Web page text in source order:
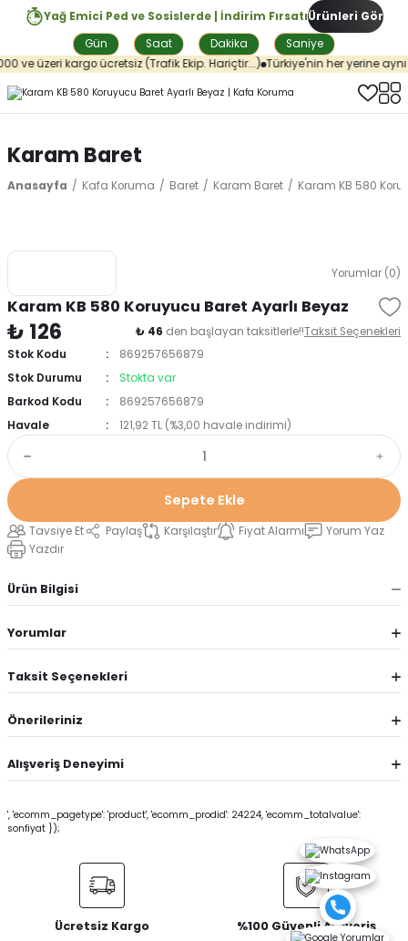
Yağ Emici Ped ve Sosislerde | İndirim Fırsatı
Gün
Saat Dakika Saniye
Ürünleri Gör
ve üzeri kargo ücretsiz (Trafik Ekip. Hariçtir...) Türkiye'nin her yerine aynı
Karam Baret
Anasayfa Kafa Koruma Baret Karam Baret Karam KB 580
Yorumlar (0)
Karam KB 580 Koruyucu Baret Ayarlı Beyaz
₺ 126 ₺ 46 den başlayan taksitlerle!!Taksit Seçenekleri
Stok Kodu
869257656879
Stok Durumu
Stokta var
Barkod Kodu
869257656879
Havale
121,92 TL (%3,00 havale indirimi)
Sepete Ekle
Tavsiye Et Paylaş Karşılaştır Fiyat Alarmı
Yorum Yaz
Yazdır
Ürün Bilgisi
Yorumlar
Taksit Seçenekleri
Önerileriniz
Alışveriş Deneyimi
', 'ecomm_pagetype': 'product', 'ecomm_prodid': 24224, 'ecomm_totalvalue':
sonfiyat });
Ücretsiz Kargo %100 Güvenli Alışveriş